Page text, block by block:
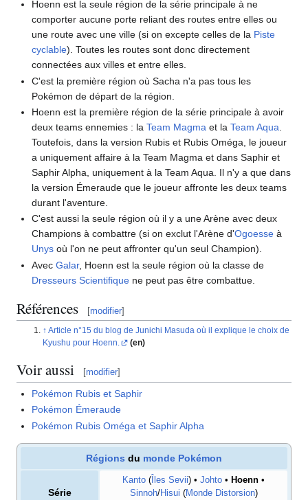
Hoenn est la seule région de la série principale à ne
comporter aucune porte reliant des routes entre elles ou
une route avec une ville (si on excepte celles de la Piste
cyclable). Toutes les routes sont donc directement
connectées aux villes et entre elles.
C'est la première région où Sacha n'a pas tous les
Pokémon de départ de la région.
Hoenn est la première région de la série principale à avoir
deux teams ennemies : laTeam Magma et laTeam Aqua
Toutefois, dans la version Rubis et Rubis Oméga, le joueur
a uniquement affaire à la Team Magma et dans Saphir et
Saphir Alpha, uniquement à la Team Aqua. Il n'y a que dans
la version Émeraude que le joueur affronte les deux teams
durant l'aventure.
C'est aussi la seule région où il y a une Arène avec deux
Champions à combattre (si on exclut l'Arène d'Ogoesse à
Unys où l'on ne peut affronter qu'un seul Champion).
AvecGalar, Hoenn est la seule région où la classe de
Dresseurs Scientifique ne peut pas être combattue.
Références [modifier]
Article n°15 du blog de Junichi Masuda où il explique le choix de
Kyushu pour Hoenn.
(en)
Voir aussi [modifier]
Pokémon Rubis et Saphir
Pokémon Émeraude
Pokémon Rubis Oméga et Saphir Alpha
Régions du monde Pokémon
Série
Kanto ( Îles Sevii) • Johto • Hoenn •
Sinnoh/Hisui (Monde Distorsion)